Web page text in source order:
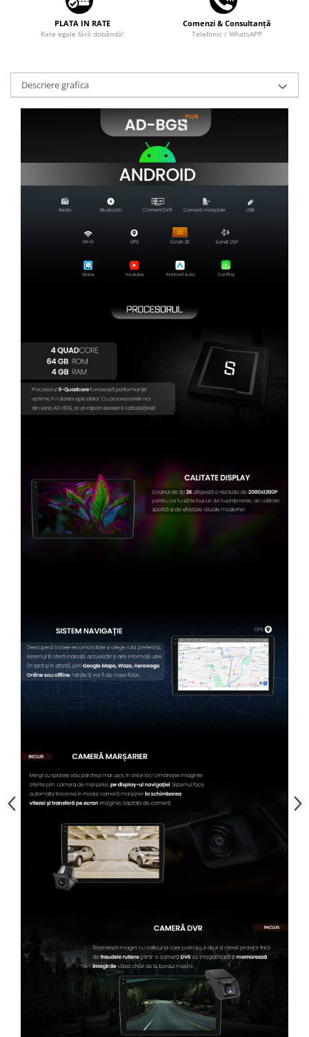
PLATA IN RATE
Rate egale fără dobândă!
Comenzi & Consultanță
Telefonic / WhatsAPP
Descriere grafica